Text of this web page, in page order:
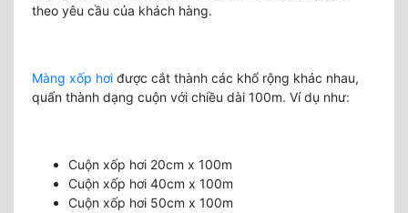
theo yêu cầu của khách hàng.
Màng xốp hơi được cắt thành các khổ rộng khác nhau,
quấn thành dạng cuộn với chiều dài 100m. Ví dụ như:
Cuộn xốp hơi 20cm x 100m
Cuộn xốp hơi 40cm x 100m
Cuộn xốp hơi 50cm x 100m